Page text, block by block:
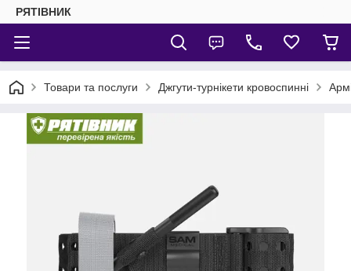
РЯТІВНИК
Товари та послуги Джгути-турнікети кровоспинні